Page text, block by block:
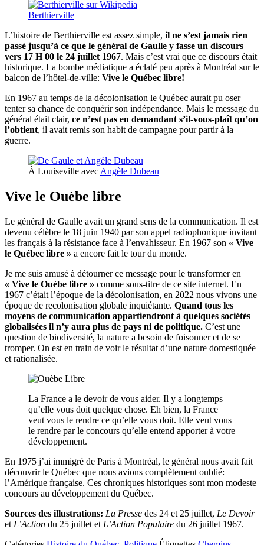
Berthierville
L’histoire de Berthierville est assez simple, il ne s’est jamais rien
passé jusqu’à ce que le général de Gaulle y fasse un discours
vers 17 H 00 le 24 juillet 1967. Mais c’est vrai que ce discours était
historique. La bombe médiatique a éclaté peu après à Montréal sur le
balcon de l’hôtel-de-ville: Vive le Québec libre!
En 1967 au temps de la décolonisation le Québec aurait pu oser
tenter sa chance de conquérir son indépendance. Mais le message du
général était clair, ce n’est pas en demandant s’il-vous-plaît qu’on
l’obtient, il avait remis son habit de campagne pour partir à la
guerre.
À Louiseville avec Angèle Dubeau
Vive le Ouèbe libre
Le général de Gaulle avait un grand sens de la communication. Il est
devenu célèbre le 18 juin 1940 par son appel radiophonique invitant
les français à la résistance face à l’envahisseur. En 1967 son « Vive
le Québec libre » a encore fait le tour du monde.
Je me suis amusé à détourner ce message pour le transformer en
« Vive le Ouèbe libre » comme sous-titre de ce site internet. En
1967 c’était l’époque de la décolonisation, en 2022 nous vivons une
époque de recolonisation globale inquiétante. Quand tous les
moyens de communication appartiendront à quelques sociétés
globalisées il n’y aura plus de pays ni de politique. C’est une
question de biodiversité, la nature a besoin de foisonner et de se
tromper. On est en train de voir le résultat d’une nature domestiquée
et rationalisée.
La France a le devoir de vous aider. Il y a longtemps
qu’elle vous doit quelque chose. Eh bien, la France
veut vous le rendre ce qu’elle vous doit. Elle veut vous
le rendre par le concours qu’elle entend apporter à votre
développement.
En 1975 j’ai immigré de Paris à Montréal, le général nous avait fait
découvrir le Québec que nous avions complètement oublié:
l’Amérique française. Ces chroniques historiques sont mon modeste
concours au développement du Québec.
Sources des illustrations: La Presse des 24 et 25 juillet, Le Devoir
et L’Action du 25 juillet et L’Action Populaire du 26 juillet 1967.